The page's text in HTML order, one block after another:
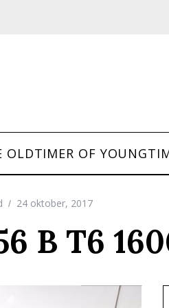
OLDTIMER OF
24 oktober, 2017
B T6